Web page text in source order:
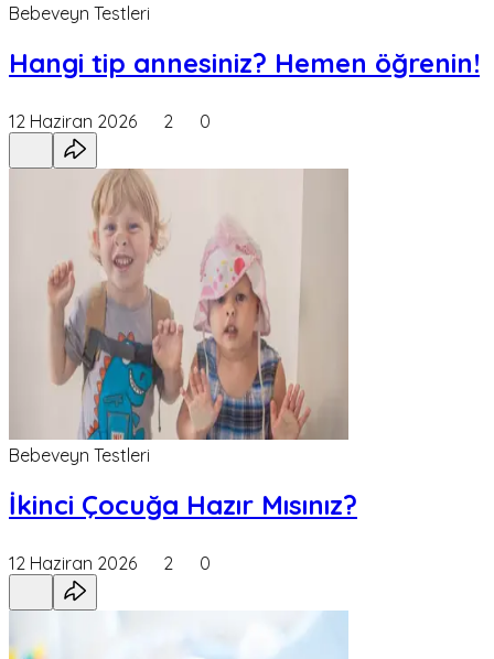
Bebeveyn Testleri
Hangi tip annesiniz? Hemen öğrenin!
12 Haziran 2026 2 0
Bebeveyn Testleri
İkinci Çocuğa Hazır Mısınız?
12 Haziran 2026 2 0